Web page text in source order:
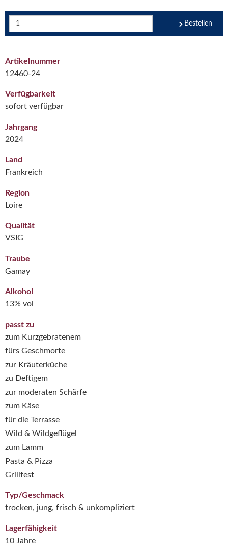
Bestellen
Artikelnummer
12460-24
Verfügbarkeit
sofort verfügbar
Jahrgang
2024
Land
Frankreich
Region
Loire
Qualität
VSIG
Traube
Gamay
Alkohol
13% vol
passt zu
zum Kurzgebratenem
fürs Geschmorte
zur Kräuterküche
zu Deftigem
zur moderaten Schärfe
zum Käse
für die Terrasse
Wild & Wildgeflügel
zum Lamm
Pasta & Pizza
Grillfest
Typ/Geschmack
trocken, jung, frisch & unkompliziert
Lagerfähigkeit
10 Jahre